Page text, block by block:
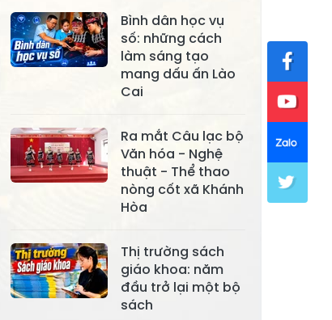
Xã Mỏ Vàng
Xã Lâm
Thượng
Xã Lục Yên
Xã Tân Lĩnh
Xã Mường Lai
Xã Cảm Nhân
Xã Yên Thành
Xã Thác Bà
Xã Bảo Ái
Xã Trấn Yên
Khánh
Xã Lương
Thịnh
Xã Việt Hồng
Bình dân học vụ
số: những cách
làm sáng tạo
mang dấu ấn Lào
Cai
Ra mắt Câu lạc bộ
Văn hóa - Nghệ
thuật - Thể thao
nòng cốt xã Khánh
Hòa
Thị trường sách
giáo khoa: năm
đầu trở lại một bộ
sách